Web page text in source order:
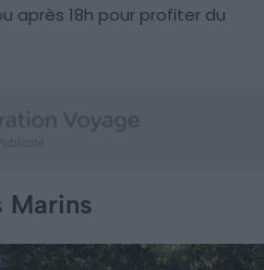
après 18h pour profiter du
Marins